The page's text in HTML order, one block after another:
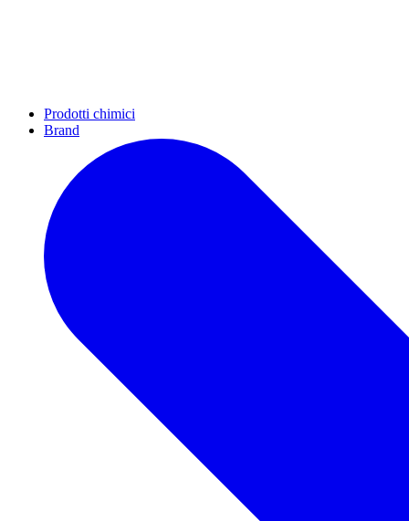
Prodotti chimici
Brand